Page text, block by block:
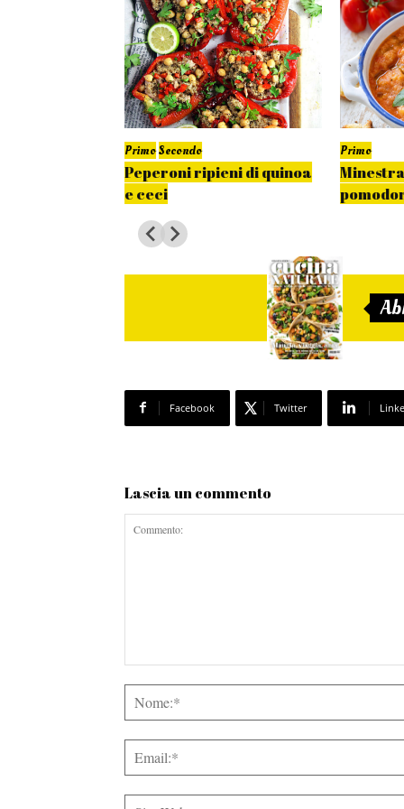
PrimoSecondo
Peperoni ripieni di quinoa
e ceci
Primo
Facebook Twitter
Lascia un commento